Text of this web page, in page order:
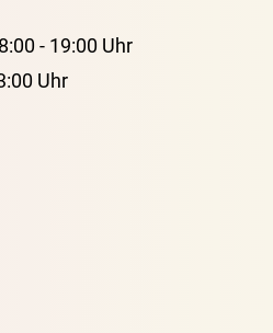
- 19:00 Uhr
Uhr